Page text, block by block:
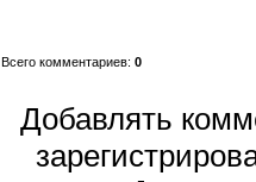
Всего комментариев: 0
Добавлять